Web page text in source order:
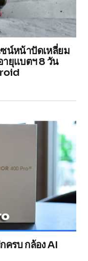
น์หน้าปัดเหลี่ยม
ายุแบตฯ 8 วัน
ครบ กล้อง AI